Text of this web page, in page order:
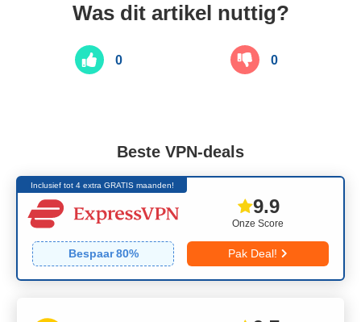
Was dit artikel nuttig?
0 0
Beste VPN-deals
Inclusief tot 4 extra GRATIS maanden!
Onze Score
9.9
Bespaar 80% Pak Deal!